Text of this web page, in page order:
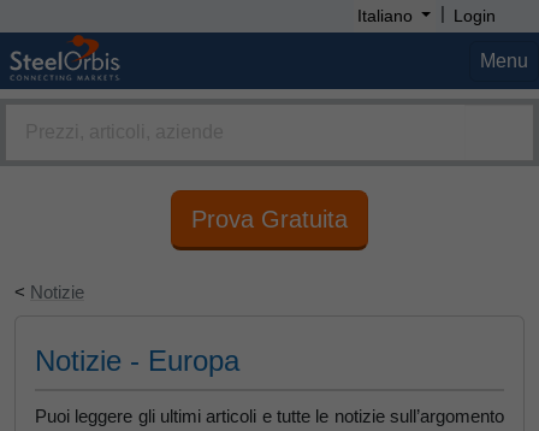
Italiano | Login
Menu
Prova Gratuita
< Notizie
Notizie - Europa
Puoi leggere gli ultimi articoli e tutte le notizie sull’argomento